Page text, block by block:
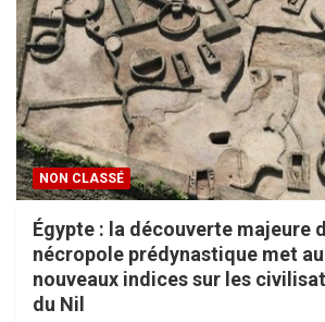
NON CLASSÉ
Égypte : la découverte majeure
nécropole prédynastique met
nouveaux indices sur les
du Nil